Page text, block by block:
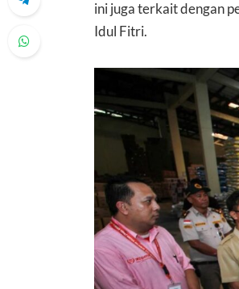
ini juga terkait dengan
Idul Fitri.